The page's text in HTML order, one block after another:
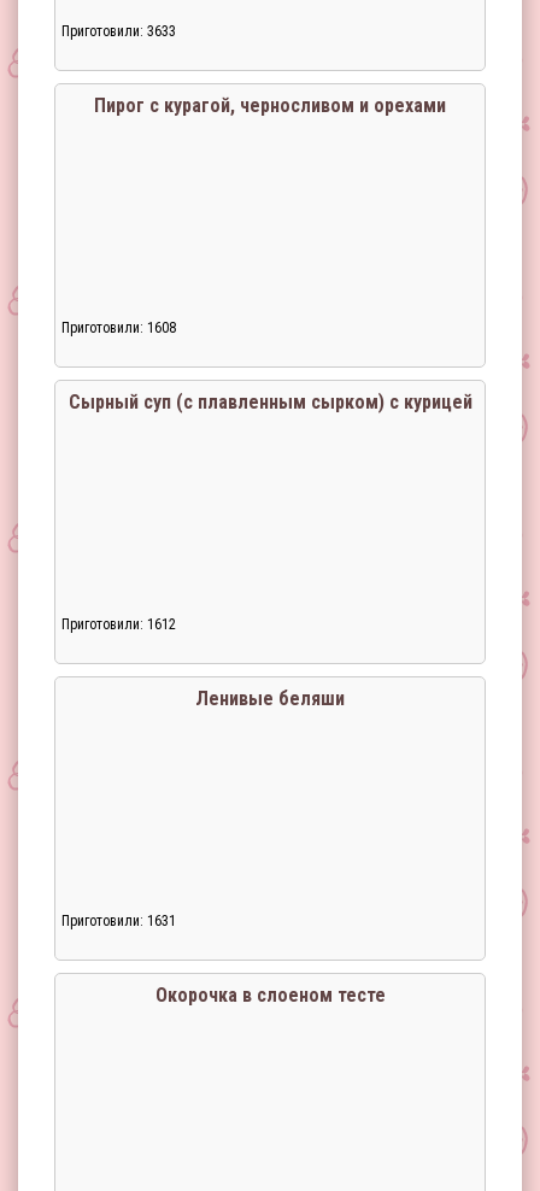
Приготовили: 3633
Пирог с курагой, черносливом и орехами
Приготовили: 1608
Сырный суп (с плавленным сырком) с курицей
Приготовили: 1612
Ленивые беляши
Приготовили: 1631
Окорочка в слоеном тесте